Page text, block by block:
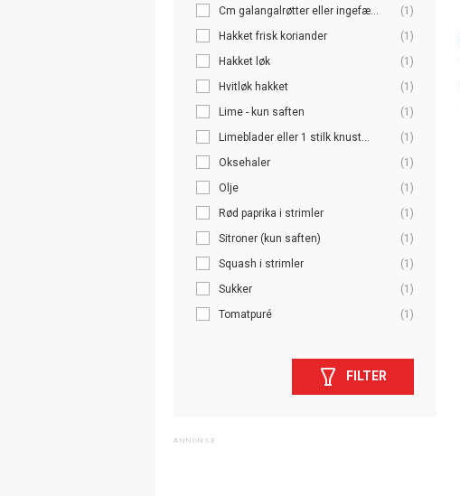
Cm galangalrøtter eller ingefæ...
(1)
Hakket frisk koriander
(1)
Hakket løk
(1)
Hvitløk hakket
(1)
Lime - kun saften
(1)
Limeblader eller 1 stilk knust...
(1)
Oksehaler
(1)
Olje
(1)
Rød paprika i strimler
(1)
Sitroner (kun saften)
(1)
Squash i strimler
(1)
Sukker
(1)
Tomatpuré
(1)
FILTER